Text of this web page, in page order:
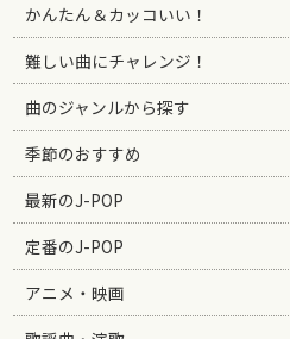
かんたん＆カッコいい！
難しい曲にチャレンジ！
曲のジャンルから探す
季節のおすすめ
最新のJ-POP
定番のJ-POP
アニメ・映画